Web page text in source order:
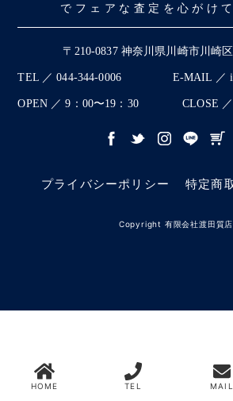
でフェアな査定を心がけ
〒210-0837 神奈川県川崎市川崎
TEL ／ 044-344-0006 E-MAIL ／
OPEN ／ 9：00〜19：30 CLOSE
プライバシーポリシー 特定商
Copyright 有限会社渡田質
HOME TEL MAIL